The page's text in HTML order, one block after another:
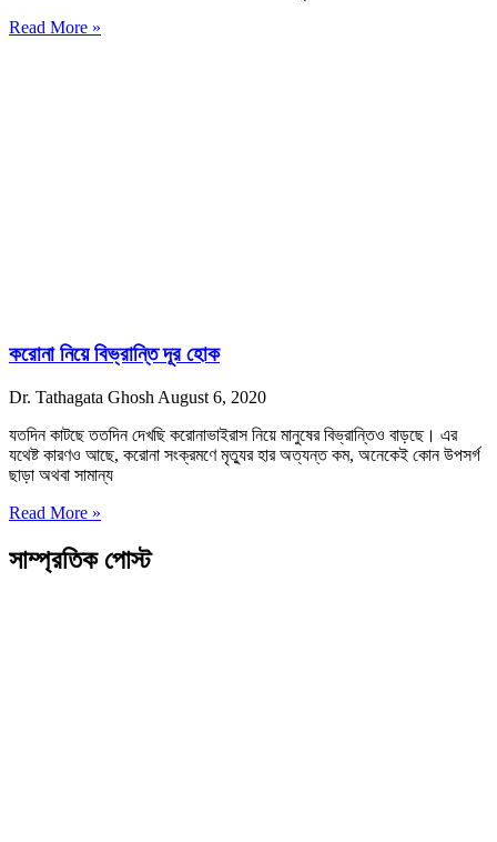
Read More »
করোনা নিয়ে বিভ্রান্তি দূর হোক
Dr. Tathagata Ghosh August 6, 2020
যতদিন কাটছে ততদিন দেখছি করোনাভাইরাস নিয়ে মানুষের বিভ্রান্তিও বাড়ছে। এর
যথেষ্ট কারণও আছে, করোনা সংক্রমণে মৃত্যুর হার অত্যন্ত কম, অনেকেই কোন উপসর্গ
ছাড়া অথবা সামান্য
Read More »
সাম্প্রতিক পোস্ট